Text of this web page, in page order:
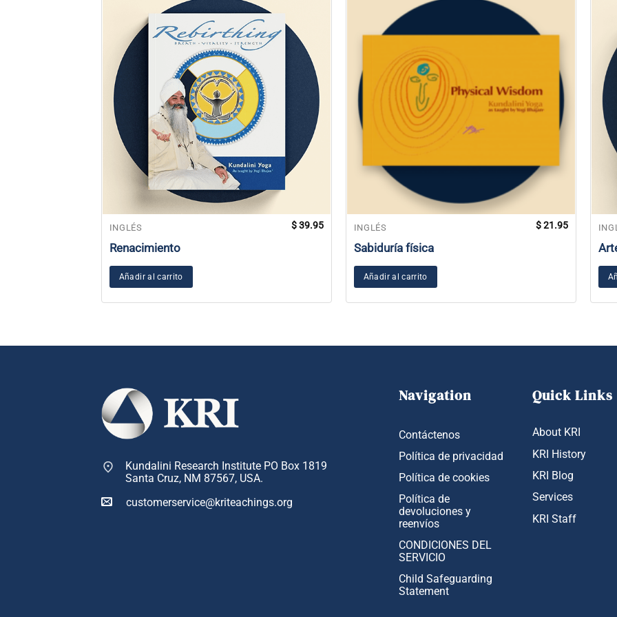
INGLÉS
Renacimiento
$39.95
Añadir al carrito
INGLÉS
Sabiduría física
$21.95
Añadir al carrito
Kundalini Research Institute PO Box 1819
Santa Cruz, NM 87567, USA.
customerservice@kriteachings.org
Navigation
Contáctenos
Política de privacidad
Política de cookies
Política de
devoluciones y
reenvíos
CONDICIONES DEL
SERVICIO
Child Safeguarding
Statement
Quick Links
About KRI
KRI History
KRI Blog
Services
KRI Staff